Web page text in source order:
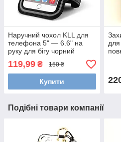
Наручний чохол KLL для
телефона 5" — 6.6" на
руку для бігу чорний
119,99 ₴ 150 ₴
Купити
Подібні товари компанії